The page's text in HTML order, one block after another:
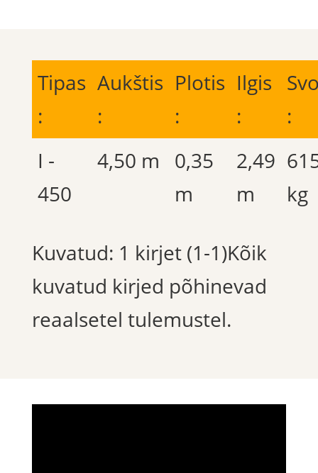
Tipas
:
Aukštis
:
Plotis
:
Ilgis
:
:
I -
450
4,50 m
0,35
m
2,49
m
kg
Kuvatud: 1 kirjet (1-1)Kõik
kuvatud kirjed põhinevad
reaalsetel tulemustel.